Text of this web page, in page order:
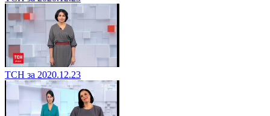
ТСН за 2020.12.23